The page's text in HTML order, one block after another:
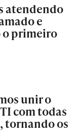
atendendo
e
o primeiro
unir o
com todas
tornando os